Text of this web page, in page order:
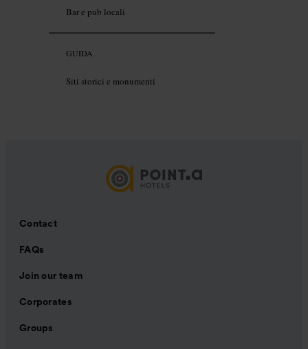
Bar e pub locali
GUIDA
Siti storici e monumenti
Contact
FAQs
Join our team
Corporates
Groups